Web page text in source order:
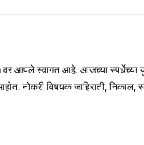
आपले स्वागत आहे. आजच्या स्पर्धेच्या
नोकरी विषयक जाहिराती, निकाल,